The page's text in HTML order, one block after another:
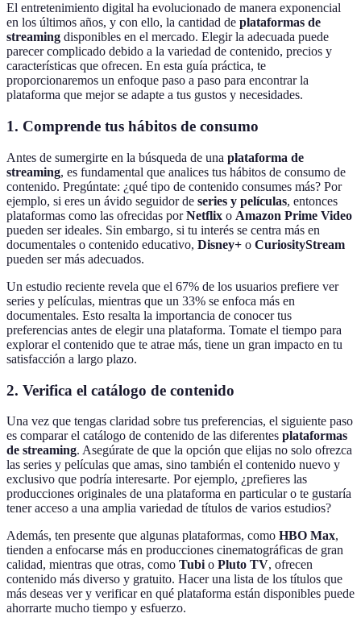
El entretenimiento digital ha evolucionado de manera exponencial
en los últimos años, y con ello, la cantidad de plataformas de
streaming disponibles en el mercado. Elegir la adecuada puede
parecer complicado debido a la variedad de contenido, precios y
características que ofrecen. En esta guía práctica, te
proporcionaremos un enfoque paso a paso para encontrar la
plataforma que mejor se adapte a tus gustos y necesidades.
1. Comprende tus hábitos de consumo
Antes de sumergirte en la búsqueda de una plataforma de
streaming, es fundamental que analices tus hábitos de consumo de
contenido. Pregúntate: ¿qué tipo de contenido consumes más? Por
ejemplo, si eres un ávido seguidor de series y películas, entonces
plataformas como las ofrecidas porNetflix o Amazon Prime Video
pueden ser ideales. Sin embargo, si tu interés se centra más en
documentales o contenido educativo, Disney+ o CuriosityStream
pueden ser más adecuados.
Un estudio reciente revela que el 67% de los usuarios prefiere ver
series y películas, mientras que un 33% se enfoca más en
documentales. Esto resalta la importancia de conocer tus
preferencias antes de elegir una plataforma. Tomate el tiempo para
explorar el contenido que te atrae más, tiene un gran impacto en tu
satisfacción a largo plazo.
2. Verifica el catálogo de contenido
Una vez que tengas claridad sobre tus preferencias, el siguiente paso
es comparar el catálogo de contenido de las diferentes plataformas
de streaming. Asegúrate de que la opción que elijas no solo ofrezca
las series y películas que amas, sino también el contenido nuevo y
exclusivo que podría interesarte. Por ejemplo, ¿prefieres las
producciones originales de una plataforma en particular o te gustaría
tener acceso a una amplia variedad de títulos de varios estudios?
Además, ten presente que algunas plataformas, como HBO Max,
tienden a enfocarse más en producciones cinematográficas de gran
calidad, mientras que otras, como Tubi o Pluto TV, ofrecen
contenido más diverso y gratuito. Hacer una lista de los títulos que
más deseas ver y verificar en qué plataforma están disponibles puede
ahorrarte mucho tiempo y esfuerzo.